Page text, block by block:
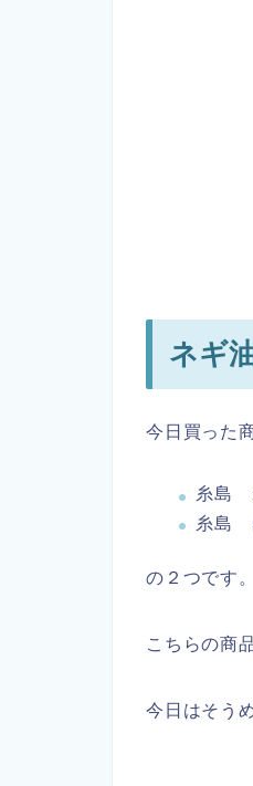
ネギ
今日買った
糸島
糸島
の２つです。
こちらの商
今日はそう